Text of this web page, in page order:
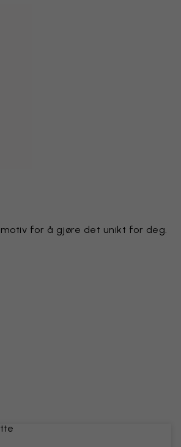
for å gjøre det unikt for deg.